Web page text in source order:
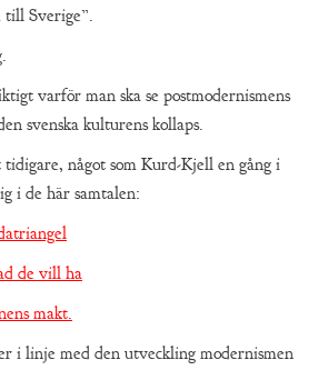
till Sverige”.
varför man ska se postmodernismens
svenska kulturens kollaps.
något som Kurd-Kjell en gång i
i de här samtalen:
de vill ha
makt.
i linje med den utveckling modernismen